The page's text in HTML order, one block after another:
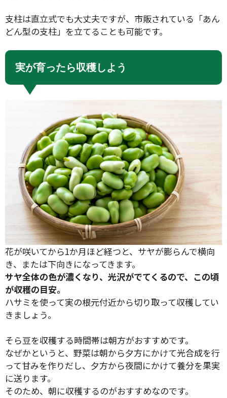
支柱は直立式でも大丈夫ですが、市販されている「あん
どん型の支柱」を立てることも可能です。
実が育ったら収穫しよう
花が咲いてから1か月ほど経つと、サヤが膨らんで横向
き、または下向きになってきます。
サヤ全体の色が濃くなり、光沢がでてくるので、この頃
が収穫の目安。
ハサミを使って実の根元付近から切り取って収穫してい
きましょう。
そら豆を収穫する時間帯は朝方がおすすめです。
なぜかというと、野菜は朝から夕方にかけて光合成を行
って甘みを作りだし、夕方から夜間にかけて養分を果実
に送ります。
そのため、朝に収穫するのがおすすめなのです。